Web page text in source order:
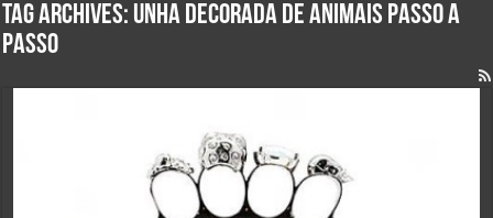
Tag Archives: unha decorada de animais passo a
passo